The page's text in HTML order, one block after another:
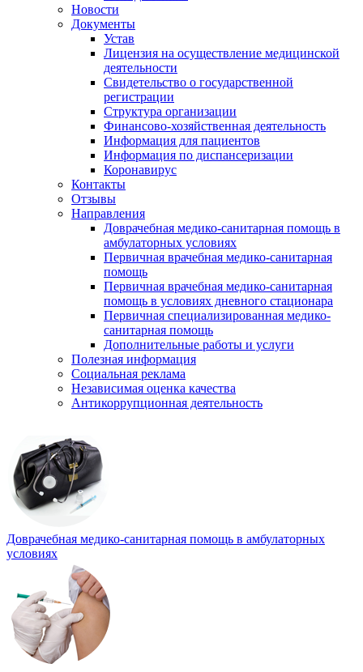
Новости
Документы
Устав
Лицензия на осуществление медицинской
деятельности
Свидетельство о государственной
регистрации
Структура организации
Финансово-хозяйственная деятельность
Информация для пациентов
Информация по диспансеризации
Коронавирус
Контакты
Отзывы
Направления
Доврачебная медико-санитарная помощь в
амбулаторных условиях
Первичная врачебная медико-санитарная
помощь
Первичная врачебная медико-санитарная
помощь в условиях дневного стационара
Первичная специализированная медико-
санитарная помощь
Дополнительные работы и услуги
Полезная информация
Социальная реклама
Независимая оценка качества
Антикоррупционная деятельность
Доврачебная медико-санитарная помощь в амбулаторных
условиях